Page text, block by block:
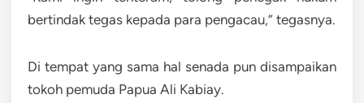
bertindak tegas kepada para pengacau,” tegasnya.
Di tempat yang sama hal senada pun disampaikan
tokoh pemuda Papua Ali Kabiay.